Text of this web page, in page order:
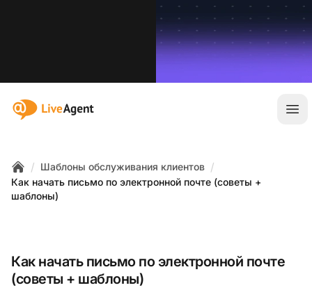
:site.title
Home
/ Шаблоны обслуживания клиентов /
Как начать письмо по электронной почте (советы +
шаблоны)
Как начать письмо по электронной почте
(советы + шаблоны)